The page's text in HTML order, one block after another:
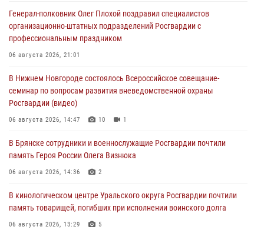
Генерал-полковник Олег Плохой поздравил специалистов
организационно-штатных подразделений Росгвардии с
профессиональным праздником
06 августа 2026, 21:01
В Нижнем Новгороде состоялось Всероссийское совещание-
семинар по вопросам развития вневедомственной охраны
Росгвардии (видео)
06 августа 2026, 14:47 10 1
В Брянске сотрудники и военнослужащие Росгвардии почтили
память Героя России Олега Визнюка
06 августа 2026, 14:36 2
В кинологическом центре Уральского округа Росгвардии почтили
память товарищей, погибших при исполнении воинского долга
06 августа 2026, 13:29 5